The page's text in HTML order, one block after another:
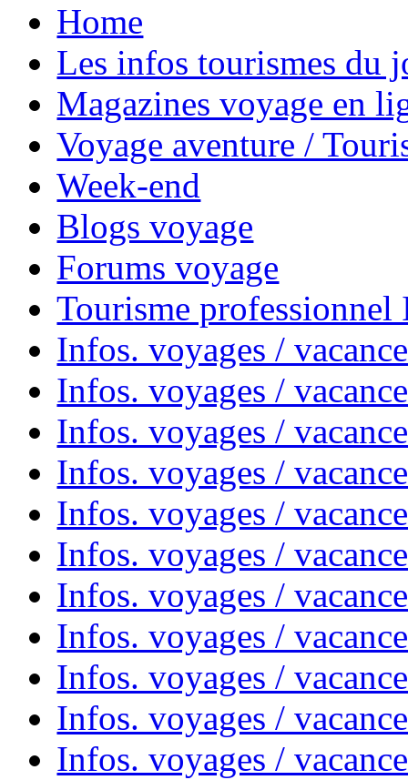
Home
Les infos tourismes du
Magazines voyage en
Voyage aventure /
Week-end
Blogs voyage
Forums voyage
Tourisme
Infos. voyages /
Infos. voyages /
Infos. voyages /
Infos. voyages /
Infos. voyages /
Infos. voyages /
Infos. voyages /
Infos. voyages /
Infos. voyages /
Infos. voyages /
Infos. voyages /